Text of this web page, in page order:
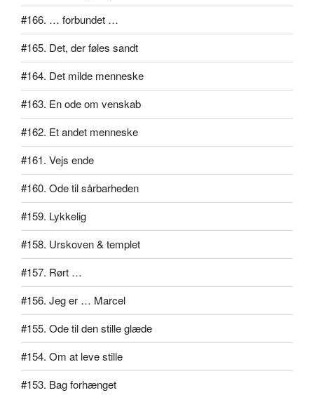
#166. … forbundet …
#165. Det, der føles sandt
#164. Det milde menneske
#163. En ode om venskab
#162. Et andet menneske
#161. Vejs ende
#160. Ode til sårbarheden
#159. Lykkelig
#158. Urskoven & templet
#157. Rørt …
#156. Jeg er … Marcel
#155. Ode til den stille glæde
#154. Om at leve stille
#153. Bag forhænget